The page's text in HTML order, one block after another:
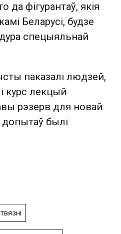
фігурантаў, якія
Беларусі, будзе
спецыяльнай
паказалі людзей,
курс лекцый
рэзерв для новай
допытаў былі